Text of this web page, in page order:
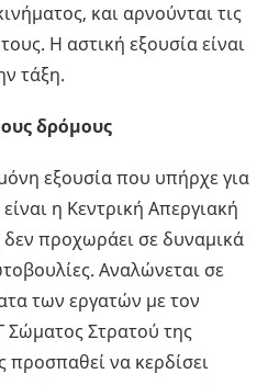
και αρνούνται τις
Η αστική εξουσία είναι
τάξη.
δρόμους
εξουσία που υπήρχε για
η Κεντρική Απεργιακή
προχωράει σε δυναμικά
Αναλώνεται σε
των εργατών με τον
Στρατού της
προσπαθεί να κερδίσει